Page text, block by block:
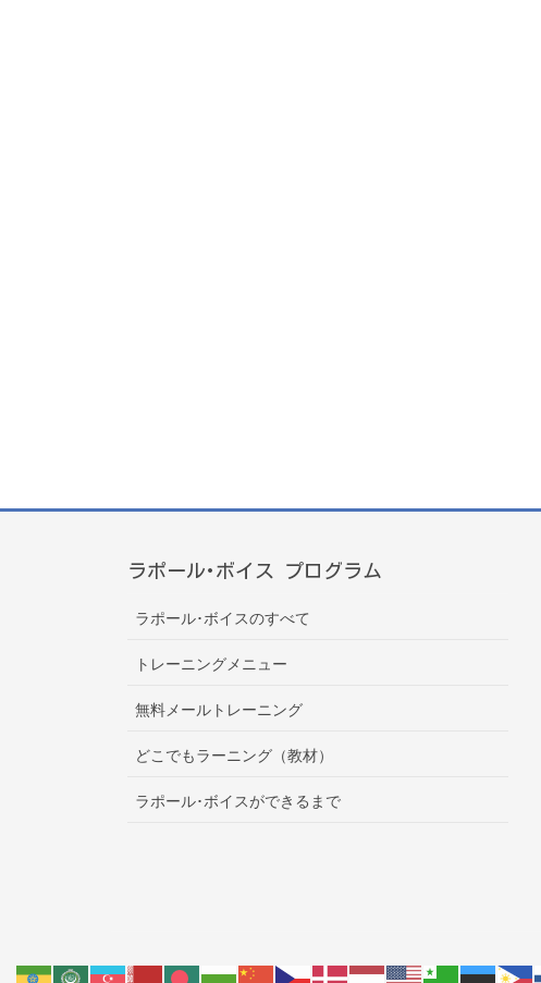
ラポール･ボイス プログラム
ラポール･ボイスのすべて
トレーニングメニュー
無料メールトレーニング
どこでもラーニング（教材）
ラポール･ボイスができるまで